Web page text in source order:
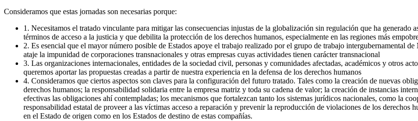
Consideramos que estas jornadas son necesarias porque:
1. Necesitamos el tratado vinculante para mitigar las consecuencias injustas de la globalización sin regulación que ha generado
términos de acceso a la justicia y que debilita la protección de los derechos humanos, especialmente en las regiones más
2. Es esencial que el mayor número posible de Estados apoye el trabajo realizado por el grupo de trabajo intergubernamental
ataje la impunidad de corporaciones transnacionales y otras empresas cuyas actividades tienen carácter transnacional
3. Las organizaciones internacionales, entidades de la sociedad civil, personas y comunidades afectadas, académicos y otros
queremos aportar las propuestas creadas a partir de nuestra experiencia en la defensa de los derechos humanos
4. Consideramos que ciertos aspectos son claves para la configuración del futuro tratado. Tales como la creación de nuevas
derechos humanos; la responsabilidad solidaria entre la empresa matriz y toda su cadena de valor; la creación de instancias
efectivas las obligaciones ahí contempladas; los mecanismos que fortalezcan tanto los sistemas jurídicos nacionales, como la
responsabilidad estatal de proveer a las víctimas acceso a reparación y prevenir la reproducción de violaciones de los derechos
en el Estado de origen como en los Estados de destino de estas compañías.